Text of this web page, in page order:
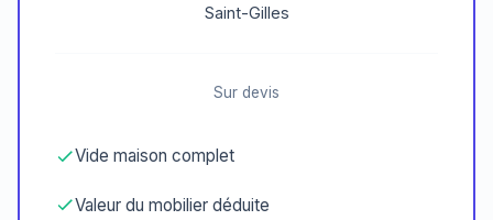
Saint-Gilles
Sur devis
Vide maison complet
Valeur du mobilier déduite